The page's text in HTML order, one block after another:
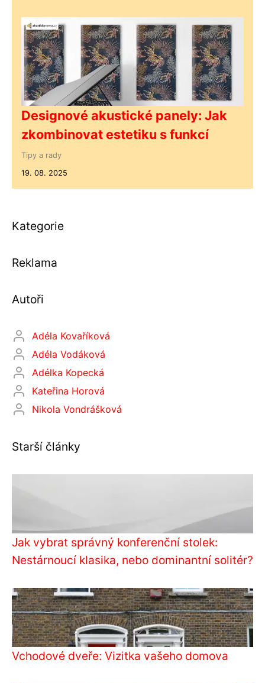
Designové akustické panely: Jak
zkombinovat estetiku s funkcí
Tipy a rady
19. 08. 2025
Kategorie
Reklama
Autoři
Adéla Kovaříková
Adéla Vodáková
Adélka Kopecká
Kateřina Horová
Nikola Vondrášková
Starší články
Jak vybrat správný konferenční stolek:
Nestárnoucí klasika, nebo dominantní solitér?
Vchodové dveře: Vizitka vašeho domova